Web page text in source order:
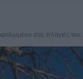
στις πλαγιές του...